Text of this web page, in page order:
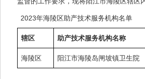
2023年海陵区助产技术服务机构名单
辖区 助产技术服务机构名称
海陵区 阳江市海陵岛闸坡镇卫生院